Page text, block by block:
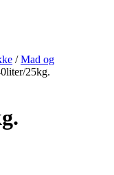
/Mad og
25kg.